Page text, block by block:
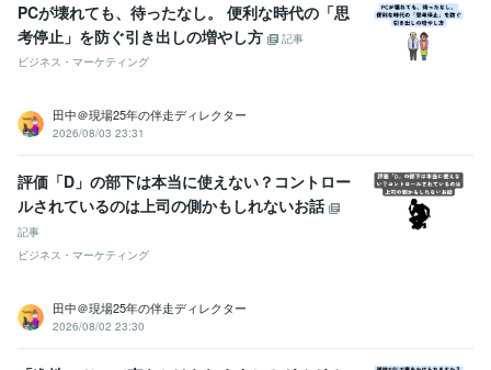
PMP（Project Management Professional） 取得年 : 2023年
TOEFL 取得年 : 2009年
Google スプレッドシート:5年 Google スライド:5年
PowerPoint:10年 Word:10年Salesforce:5年
Power BI:5年
Tableau:5年Asana:5年ChatGPT:4年 Bard:3年DALL-E:3年
学習指導・資格・キャリア相談
MBA 転職 履歴書 職務経歴書
コンサル
ビジネス代行・事務代行 パワーポイント作成（ロジカルｘ伝わる）
PCが壊れても、待ったなし。 便利な時代の「思
考停止」を防ぐ引き出しの増やし方
記事
ビジネス・マーケティング
田中＠現場25年の伴走ディレクター
2026/08/03 23:31
評価「D」の部下は本当に使えない？コントロー
ルされているのは上司の側かもしれないお話
記事
ビジネス・マーケティング
田中＠現場25年の伴走ディレクター
2026/08/02 23:30